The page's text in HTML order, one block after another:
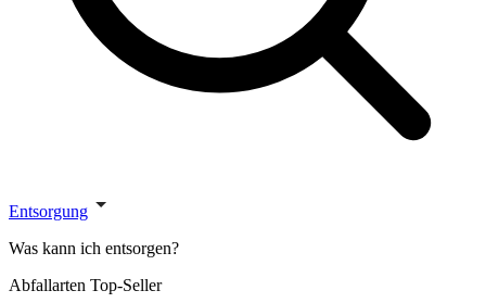
Entsorgung
Was kann ich entsorgen?
Abfallarten Top-Seller